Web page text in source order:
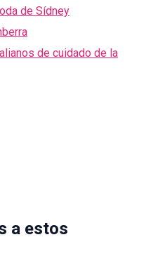
de Sídney
de cuidado de la
a estos